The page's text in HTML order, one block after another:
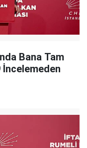
Bana Tam
İncelemeden